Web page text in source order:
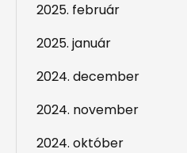
2025. február
2025. január
2024. december
2024. november
2024. október